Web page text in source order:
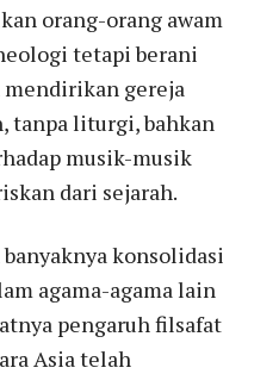
orang-orang awam
tetapi berani
gereja
tanpa liturgi, bahkan
musik-musik
dari sejarah.
konsolidasi
agama-agama lain
pengaruh filsafat
Asia telah